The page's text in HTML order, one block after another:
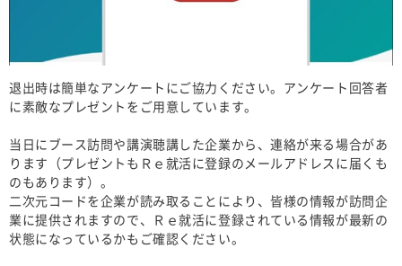
退出時は簡単なアンケートにご協力ください。アンケート回答者
に素敵なプレゼントをご用意しています。​
当日にブース訪問や講演聴講した企業から、連絡が来る場合があ
ります（プレゼントもＲｅ就活に登録のメールアドレスに届くも
のもあります）。​
二次元コードを企業が読み取ることにより、皆様の情報が訪問企
業に提供されますので、Ｒｅ就活に登録されている情報が最新の
状態になっているかもご確認ください。​